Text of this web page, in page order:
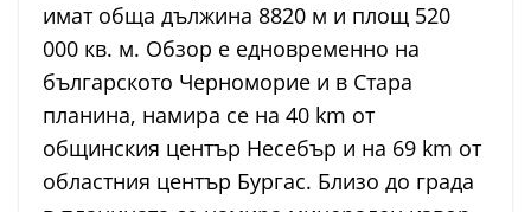
имат обща дължина 8820 м и площ 520
000 кв. м. Обзор е едновременно на
българското Черноморие и в Стара
планина, намира се на 40 km от
общинския център Несебър и на 69 km от
областния център Бургас. Близо до града